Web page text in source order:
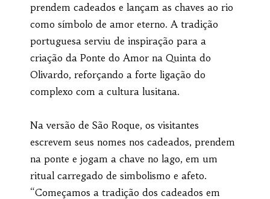
prendem cadeados e lançam as chaves ao rio
como símbolo de amor eterno. A tradição
portuguesa serviu de inspiração para a
criação da Ponte do Amor na Quinta do
Olivardo, reforçando a forte ligação do
complexo com a cultura lusitana.
Na versão de São Roque, os visitantes
escrevem seus nomes nos cadeados, prendem
na ponte e jogam a chave no lago, em um
ritual carregado de simbolismo e afeto.
“Começamos a tradição dos cadeados em